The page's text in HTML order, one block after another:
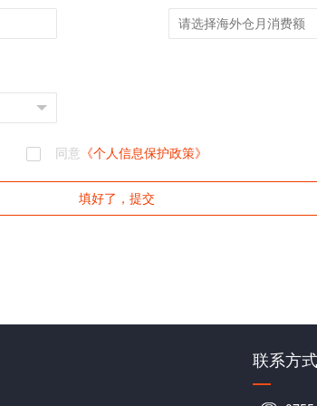
同意 《个人信息保护政策》
填好了，提交
联系方式